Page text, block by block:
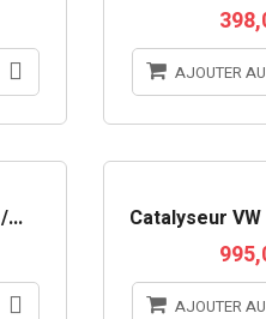
AJOUTER
... Catalyseur
AJOUTER